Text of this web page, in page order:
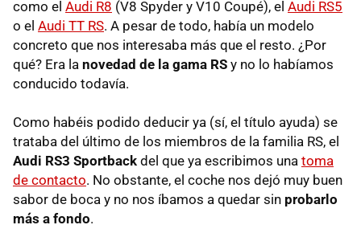
como el Audi R8 (V8 Spyder y V10 Coupé), el Audi RS5
o el Audi TT RS. A pesar de todo, había un modelo
concreto que nos interesaba más que el resto. ¿Por
qué? Era la novedad de la gama RS y no lo habíamos
conducido todavía.
Como habéis podido deducir ya (sí, el título ayuda) se
trataba del último de los miembros de la familia RS, el
Audi RS3 Sportback del que ya escribimos una toma
de contacto. No obstante, el coche nos dejó muy buen
sabor de boca y no nos íbamos a quedar sin probarlo
más a fondo.